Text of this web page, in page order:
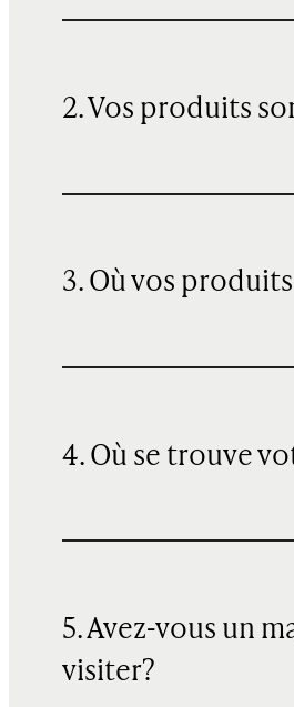
2. Vos produits
3. Où vos
4. Où se trouve
5. Avez-vous un
visiter?